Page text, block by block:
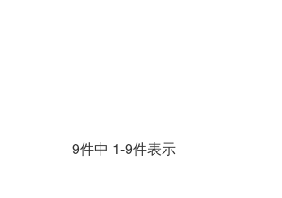
9件中 1-9件表示